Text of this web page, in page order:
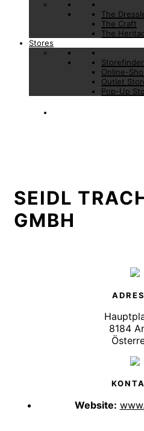
The
The Craft
The
Stores
Storefinder
Online-
Outlet
Pop-Up
SEIDL
GMBH
8184
Website: